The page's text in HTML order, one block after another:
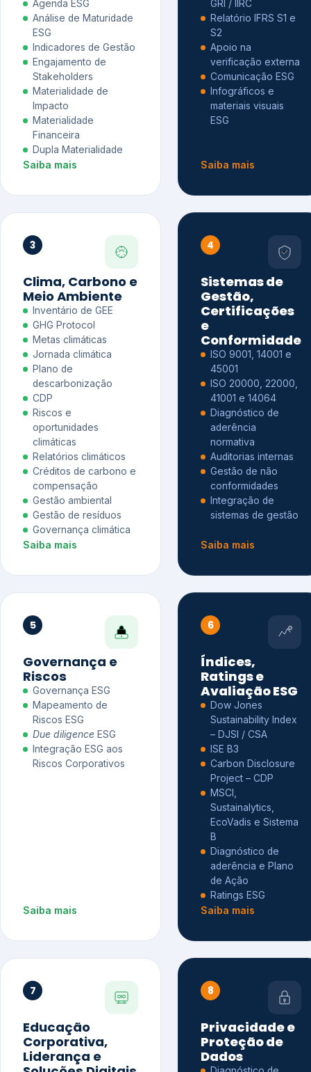
Agenda ESG
Análise de Maturidade
ESG
Indicadores de Gestão
Engajamento de
Stakeholders
Materialidade de
Impacto
Materialidade
Financeira
Dupla Materialidade
Saiba mais
GRI / IIRC
Relatório IFRS S1 e
S2
Apoio na
verificação externa
Comunicação ESG
Infográficos e
materiais visuais
ESG
Saiba mais
3
Clima, Carbono e
Meio Ambiente
Inventário de GEE
GHG Protocol
Metas climáticas
Jornada climática
Plano de
descarbonização
CDP
Riscos e
oportunidades
climáticas
Relatórios climáticos
Créditos de carbono e
compensação
Gestão ambiental
Gestão de resíduos
Governança climática
Saiba mais
4
Sistemas de
Gestão,
Certificações
e
Conformidade
ISO 9001, 14001 e
45001
ISO 20000, 22000,
41001 e 14064
Diagnóstico de
aderência
normativa
Auditorias internas
Gestão de não
conformidades
Integração de
sistemas de gestão
Saiba mais
5
Governança e
Riscos
Governança ESG
Mapeamento de
Riscos ESG
Due diligence ESG
Integração ESG aos
Riscos Corporativos
Saiba mais
6
Índices,
Ratings e
Avaliação ESG
Dow Jones
Sustainability Index
– DJSI / CSA
ISE B3
Carbon Disclosure
Project – CDP
MSCI,
Sustainalytics,
EcoVadis e Sistema
B
Diagnóstico de
aderência e Plano
de Ação
Ratings ESG
Saiba mais
7
Educação
Corporativa,
Liderança e
8
Privacidade e
Proteção de
Dados